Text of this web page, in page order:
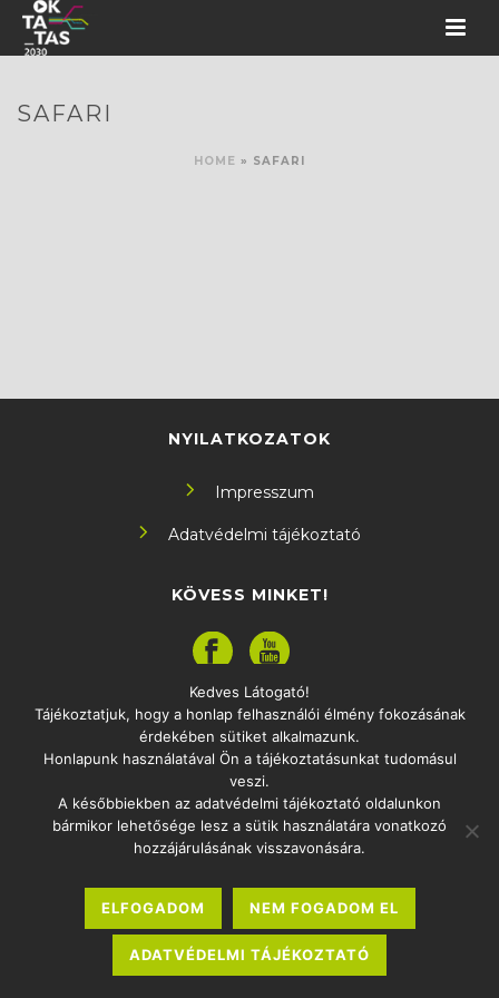
SAFARI
HOME » SAFARI
NYILATKOZATOK
Impresszum
Adatvédelmi tájékoztató
KÖVESS MINKET!
ELÉRHETŐSÉG
1097 Budapest Könyves Kálmán körút 12-14.
info.oktatas2030@uni-eszterhazy.hu
Sajtó
sajto.oktatas2030@uni-eszterhazy.hu
Kedves Látogató!
Tájékoztatjuk, hogy a honlap felhasználói élmény fokozásának
érdekében sütiket alkalmazunk.
Honlapunk használatával Ön a tájékoztatásunkat tudomásul
veszi.
A későbbiekben az adatvédelmi tájékoztató oldalunkon
bármikor lehetősége lesz a sütik használatára vonatkozó
hozzájárulásának visszavonására.
ELFOGADOM NEM FOGADOM EL
ADATVÉDELMI TÁJÉKOZTATÓ